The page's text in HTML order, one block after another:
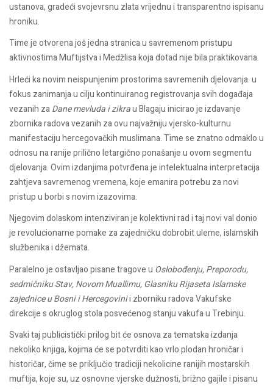
ustanova, gradeći svojevrsnu zlata vrijednu i transparentno ispisanu
hroniku.
Time je otvorena još jedna stranica u savremenom pristupu
aktivnostima Muftijstva i Medžlisa koja dotad nije bila praktikovana.
Hrleći ka novim neispunjenim prostorima savremenih djelovanja. u
fokus zanimanja u cilju kontinuiranog registrovanja svih događaja
vezanih zaDane mevluda i zikrau Blagaju inicirao je izdavanje
zbornika radova vezanih za ovu najvažniju vjersko-kulturnu
manifestaciju hercegovačkih muslimana. Time se znatno odmaklo u
odnosu na ranije prilično letargično ponašanje u ovom segmentu
djelovanja. Ovim izdanjima potvrđena je intelektualna interpretacija
zahtjeva savremenog vremena, koje emanira potrebu za novi
pristup u borbi s novim izazovima.
Njegovim dolaskom intenziviran je kolektivni rad i taj novi val donio
je revolucionarne pomake za zajedničku dobrobit uleme, islamskih
službenika i džemata.
Paralelno je ostavljao pisane tragove u Oslobođenju, Preporodu,
sedmičniku Stav, Novom Muallimu, Glasniku Rijaseta Islamske
zajednice u Bosni i Hercegovinii zborniku radova Vakufske
direkcije s okruglog stola posvećenog stanju vakufa u Trebinju.
Svaki taj publicistički prilog bit će osnova za tematska izdanja
nekoliko knjiga, kojima će se potvrditi kao vrlo plodan hroničar i
historičar, čime se priključio tradiciji nekolicine ranijih mostarskih
muftija, koje su, uz osnovne vjerske dužnosti, brižno gajile i pisanu